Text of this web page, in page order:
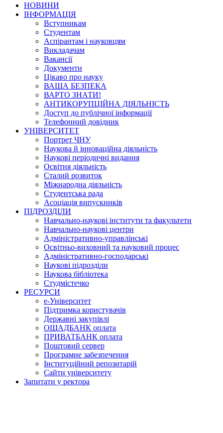
НОВИНИ
ІНФОРМАЦІЯ
Вступникам
Студентам
Аспірантам і науковцям
Викладачам
Вакансії
Документи
Цікаво про науку
ВАША БЕЗПЕКА
ВАРТО ЗНАТИ!
АНТИКОРУПЦІЙНА ДІЯЛЬНІСТЬ
Доступ до публічної інформації
Телефонний довідник
УНІВЕРСИТЕТ
Портрет ЧНУ
Наукова й інноваційна діяльність
Наукові періодичні видання
Освітня діяльність
Сталий розвиток
Міжнародна діяльність
Студентська рада
Асоціація випускників
ПІДРОЗДІЛИ
Навчально-наукові інститути та факультети
Навчально-наукові центри
Адміністративно-управлінські
Освітньо-виховний та науковий процес
Адміністративно-господарські
Наукові підрозділи
Наукова бібліотека
Студмістечко
РЕСУРСИ
е-Університет
Підтримка користувачів
Державні закупівлі
ОЩАДБАНК оплата
ПРИВАТБАНК оплата
Поштовий сервер
Програмне забезпечення
Інституційний репозитарій
Сайти університету
Запитати у ректора